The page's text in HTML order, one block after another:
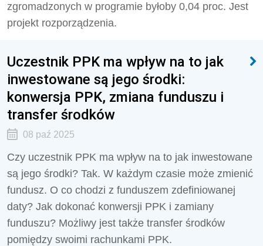
zgromadzonych w programie byłoby 0,04 proc. Jest
projekt rozporządzenia.
Uczestnik PPK ma wpływ na to jak
inwestowane są jego środki:
konwersja PPK, zmiana funduszu i
transfer środków
08 paź 2025
Czy uczestnik PPK ma wpływ na to jak inwestowane
są jego środki? Tak. W każdym czasie może zmienić
fundusz. O co chodzi z funduszem zdefiniowanej
daty? Jak dokonać konwersji PPK i zamiany
funduszu? Możliwy jest także transfer środków
pomiędzy swoimi rachunkami PPK.